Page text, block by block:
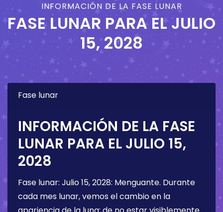
INFORMACIÓN DE LA FASE LUNAR
FASE LUNAR PARA EL JULIO
15, 2028
Fase lunar
INFORMACIÓN DE LA FASE
LUNAR PARA EL JULIO 15,
2028
Fase lunar: Julio 15, 2028: Menguante. Durante
cada mes lunar, vemos el cambio en la